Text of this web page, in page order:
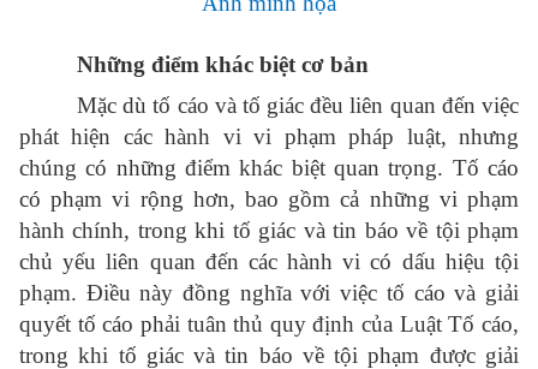
Những điểm khác biệt cơ bản
Mặc dù tố cáo và tố giác đều liên quan đến việc
phát hiện các hành vi vi phạm pháp luật, nhưng
chúng có những điểm khác biệt quan trọng. Tố cáo
có phạm vi rộng hơn, bao gồm cả những vi phạm
hành chính, trong khi tố giác và tin báo về tội phạm
chủ yếu liên quan đến các hành vi có dấu hiệu tội
phạm. Điều này đồng nghĩa với việc tố cáo và giải
quyết tố cáo phải tuân thủ quy định của Luật Tố cáo,
trong khi tố giác và tin báo về tội phạm được giải